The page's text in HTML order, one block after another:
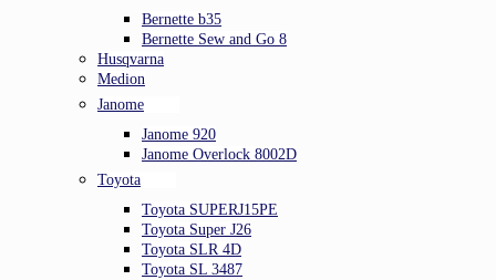
Bernette b35
Bernette Sew and Go 8
Husqvarna
Medion
Janome
Janome 920
Janome Overlock 8002D
Toyota
Toyota SUPERJ15PE
Toyota Super J26
Toyota SLR 4D
Toyota SL 3487